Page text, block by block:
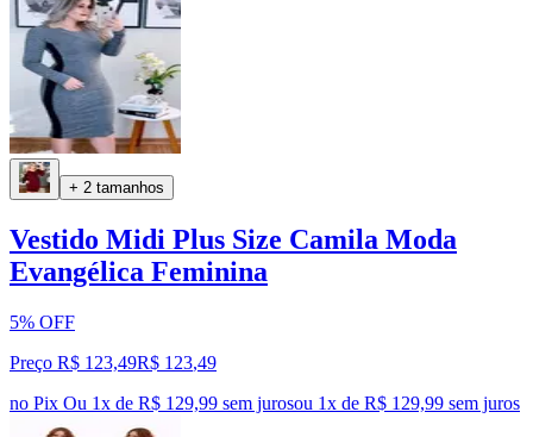
+ 2 tamanhos
Vestido Midi Plus Size Camila Moda
Evangélica Feminina
5% OFF
Preço R$ 123,49R$ 123,49
no Pix Ou 1x de R$ 129,99 sem jurosou 1x de R$ 129,99 sem juros